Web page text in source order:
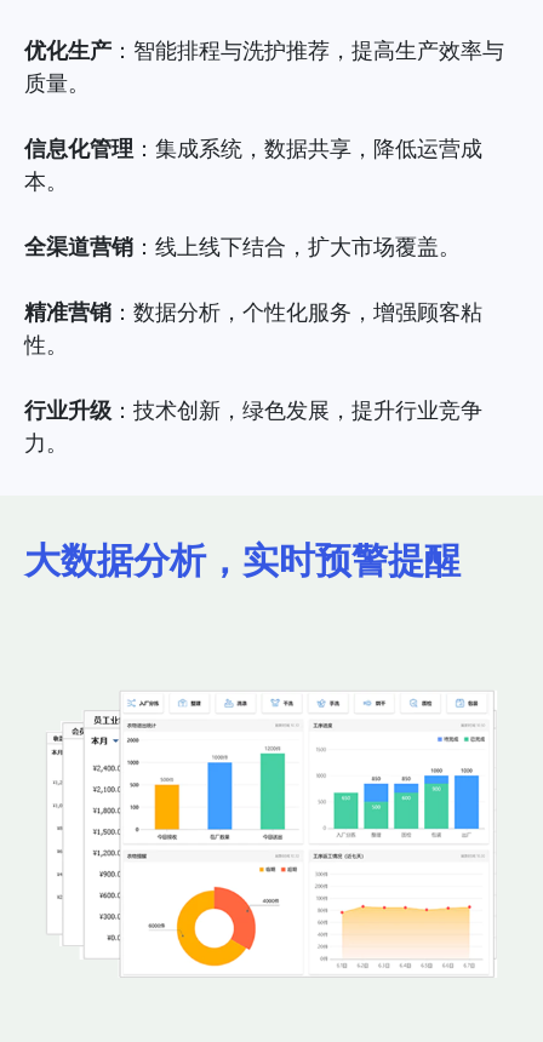
优化生产 ：智能排程与洗护推荐，提高生产效率与
质量。
信息化管理 ：集成系统，数据共享，降低运营成
本。
全渠道营销 ：线上线下结合，扩大市场覆盖。
精准营销 ：数据分析，个性化服务，增强顾客粘
性。
行业升级 ：技术创新，绿色发展，提升行业竞争
力。
大数据分析，实时预警提醒